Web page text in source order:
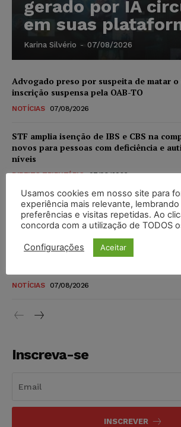
gerado por IA
em suas
Karina Silvério - 07/08/2026
Advogado preso por suspeita de matar
inscrição suspensa pela OAB-TO
NOTÍCIAS 07/08/2026
STF amplia isenção de IBS e CBS na
novos para pessoas com deficiência e
níveis
DIREITO TRIBUTÁRIO 07/08/2026
Justiça do Trabalho mantém justa causa
vendia canetas emagrecedoras no local
NOTÍCIAS 07/08/2026
Justiça de SP decreta prisão de suspeito
NOTÍCIAS 07/08/2026
Inscreva-se
INSCREVER
Usamos cookies em nosso site para
experiência mais relevante, lembrando
preferências e visitas repetidas. Ao
concorda com a utilização de TODOS
Configurações Aceitar